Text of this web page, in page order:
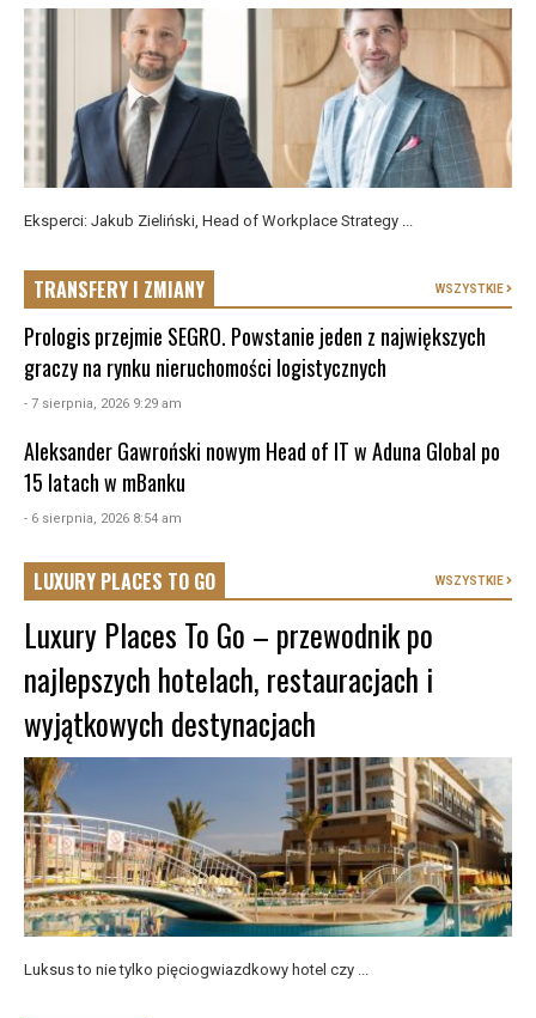
Eksperci: Jakub Zieliński, Head of Workplace Strategy ...
TRANSFERY I ZMIANY WSZYSTKIE
Prologis przejmie SEGRO. Powstanie jeden z największych
graczy na rynku nieruchomości logistycznych
- 7 sierpnia, 2026 9:29 am
Aleksander Gawroński nowym Head of IT w Aduna Global po
15 latach w mBanku
- 6 sierpnia, 2026 8:54 am
LUXURY PLACES TO GO WSZYSTKIE
Luxury Places To Go – przewodnik po
najlepszych hotelach, restauracjach i
wyjątkowych destynacjach
Luksus to nie tylko pięciogwiazdkowy hotel czy ...